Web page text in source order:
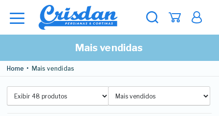
Mais vendidas
Home Mais vendidas